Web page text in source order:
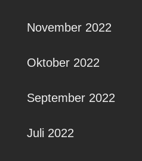
November 2022
Oktober 2022
September 2022
Juli 2022